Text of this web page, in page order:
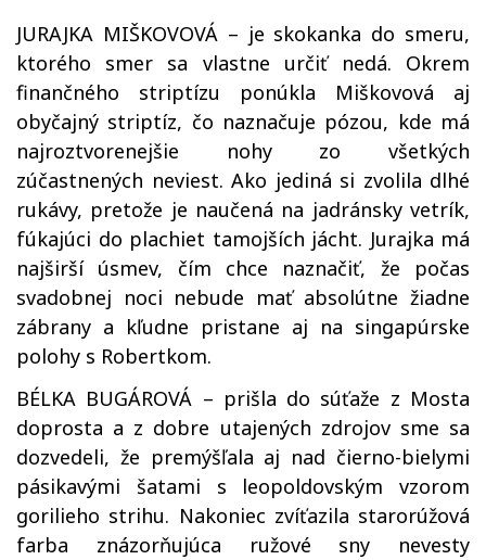
JURAJKA MIŠKOVOVÁ – je skokanka do smeru,
ktorého smer sa vlastne určiť nedá. Okrem
finančného striptízu ponúkla Miškovová aj
obyčajný striptíz, čo naznačuje pózou, kde má
najroztvorenejšie nohy zo všetkých
zúčastnených neviest. Ako jediná si zvolila dlhé
rukávy, pretože je naučená na jadránsky vetrík,
fúkajúci do plachiet tamojších jácht. Jurajka má
najširší úsmev, čím chce naznačiť, že počas
svadobnej noci nebude mať absolútne žiadne
zábrany a kľudne pristane aj na singapúrske
polohy s Robertkom.
BÉLKA BUGÁROVÁ – prišla do súťaže z Mosta
doprosta a z dobre utajených zdrojov sme sa
dozvedeli, že premýšľala aj nad čierno-bielymi
pásikavými šatami s leopoldovským vzorom
gorilieho strihu. Nakoniec zvíťazila starorúžová
farba znázorňujúca ružové sny nevesty